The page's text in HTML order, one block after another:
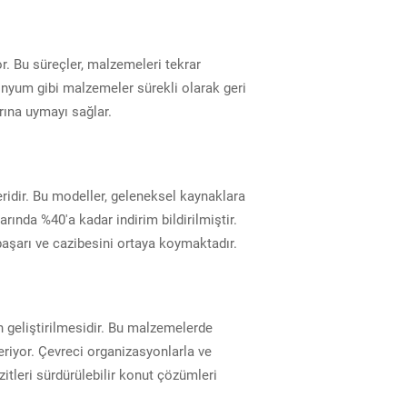
Bu süreçler, malzemeleri tekrar
gibi malzemeler sürekli olarak geri
uymayı sağlar.
Bu modeller, geleneksel kaynaklara
%40'a kadar indirim bildirilmiştir.
ve cazibesini ortaya koymaktadır.
geliştirilmesidir. Bu malzemelerde
Çevreci organizasyonlarla ve
sürdürülebilir konut çözümleri